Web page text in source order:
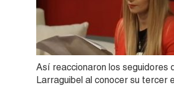
Así reaccionaron los seguidores
Larraguibel al conocer su tercer